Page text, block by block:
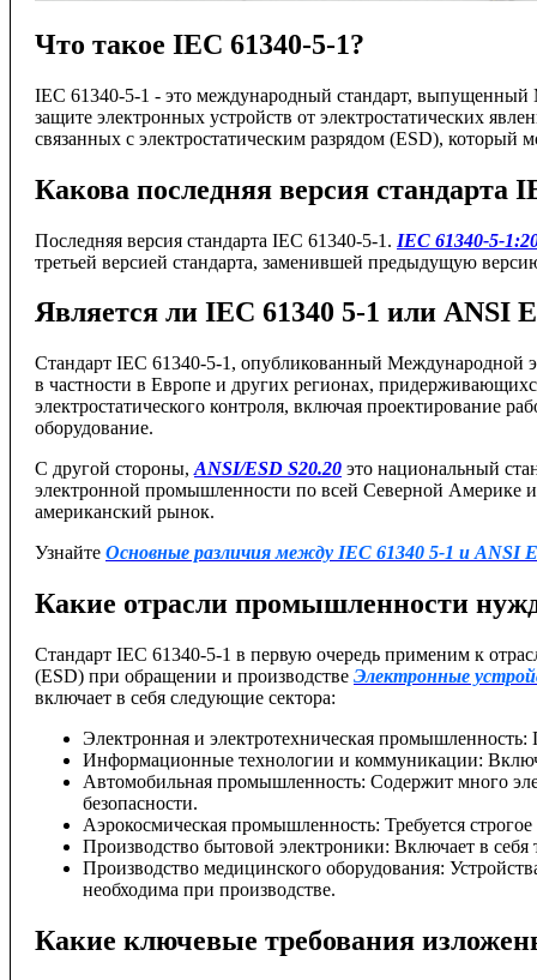
Что такое IEC 61340-5-1?
IEC 61340-5-1 - это международный стандарт, выпущенный
защите электронных устройств от электростатических
связанных с электростатическим разрядом (ESD),
Какова последняя версия стандарта
Последняя версия стандарта IEC 61340-5-1. IEC 61340-5-
третьей версией стандарта, заменившей предыдущую
Является ли IEC 61340 5-1 или ANSI
Стандарт IEC 61340-5-1, опубликованный Международной
в частности в Европе и других регионах,
электростатического контроля, включая проектирование
оборудование.
С другой стороны, ANSI/ESD S20.20 это национальный
электронной промышленности по всей Северной Америке
американский рынок.
Узнайте Основные различия между IEC 61340 5-1 и ANSI
Какие отрасли промышленности
Стандарт IEC 61340-5-1 в первую очередь применим к
(ESD) при обращении и производстве Электронные
включает в себя следующие сектора:
Электронная и электротехническая
Информационные технологии и коммуникации:
Автомобильная промышленность: Содержит много
безопасности.
Аэрокосмическая промышленность: Требуется
Производство бытовой электроники: Включает в
Производство медицинского оборудования:
необходима при производстве.
Какие ключевые требования